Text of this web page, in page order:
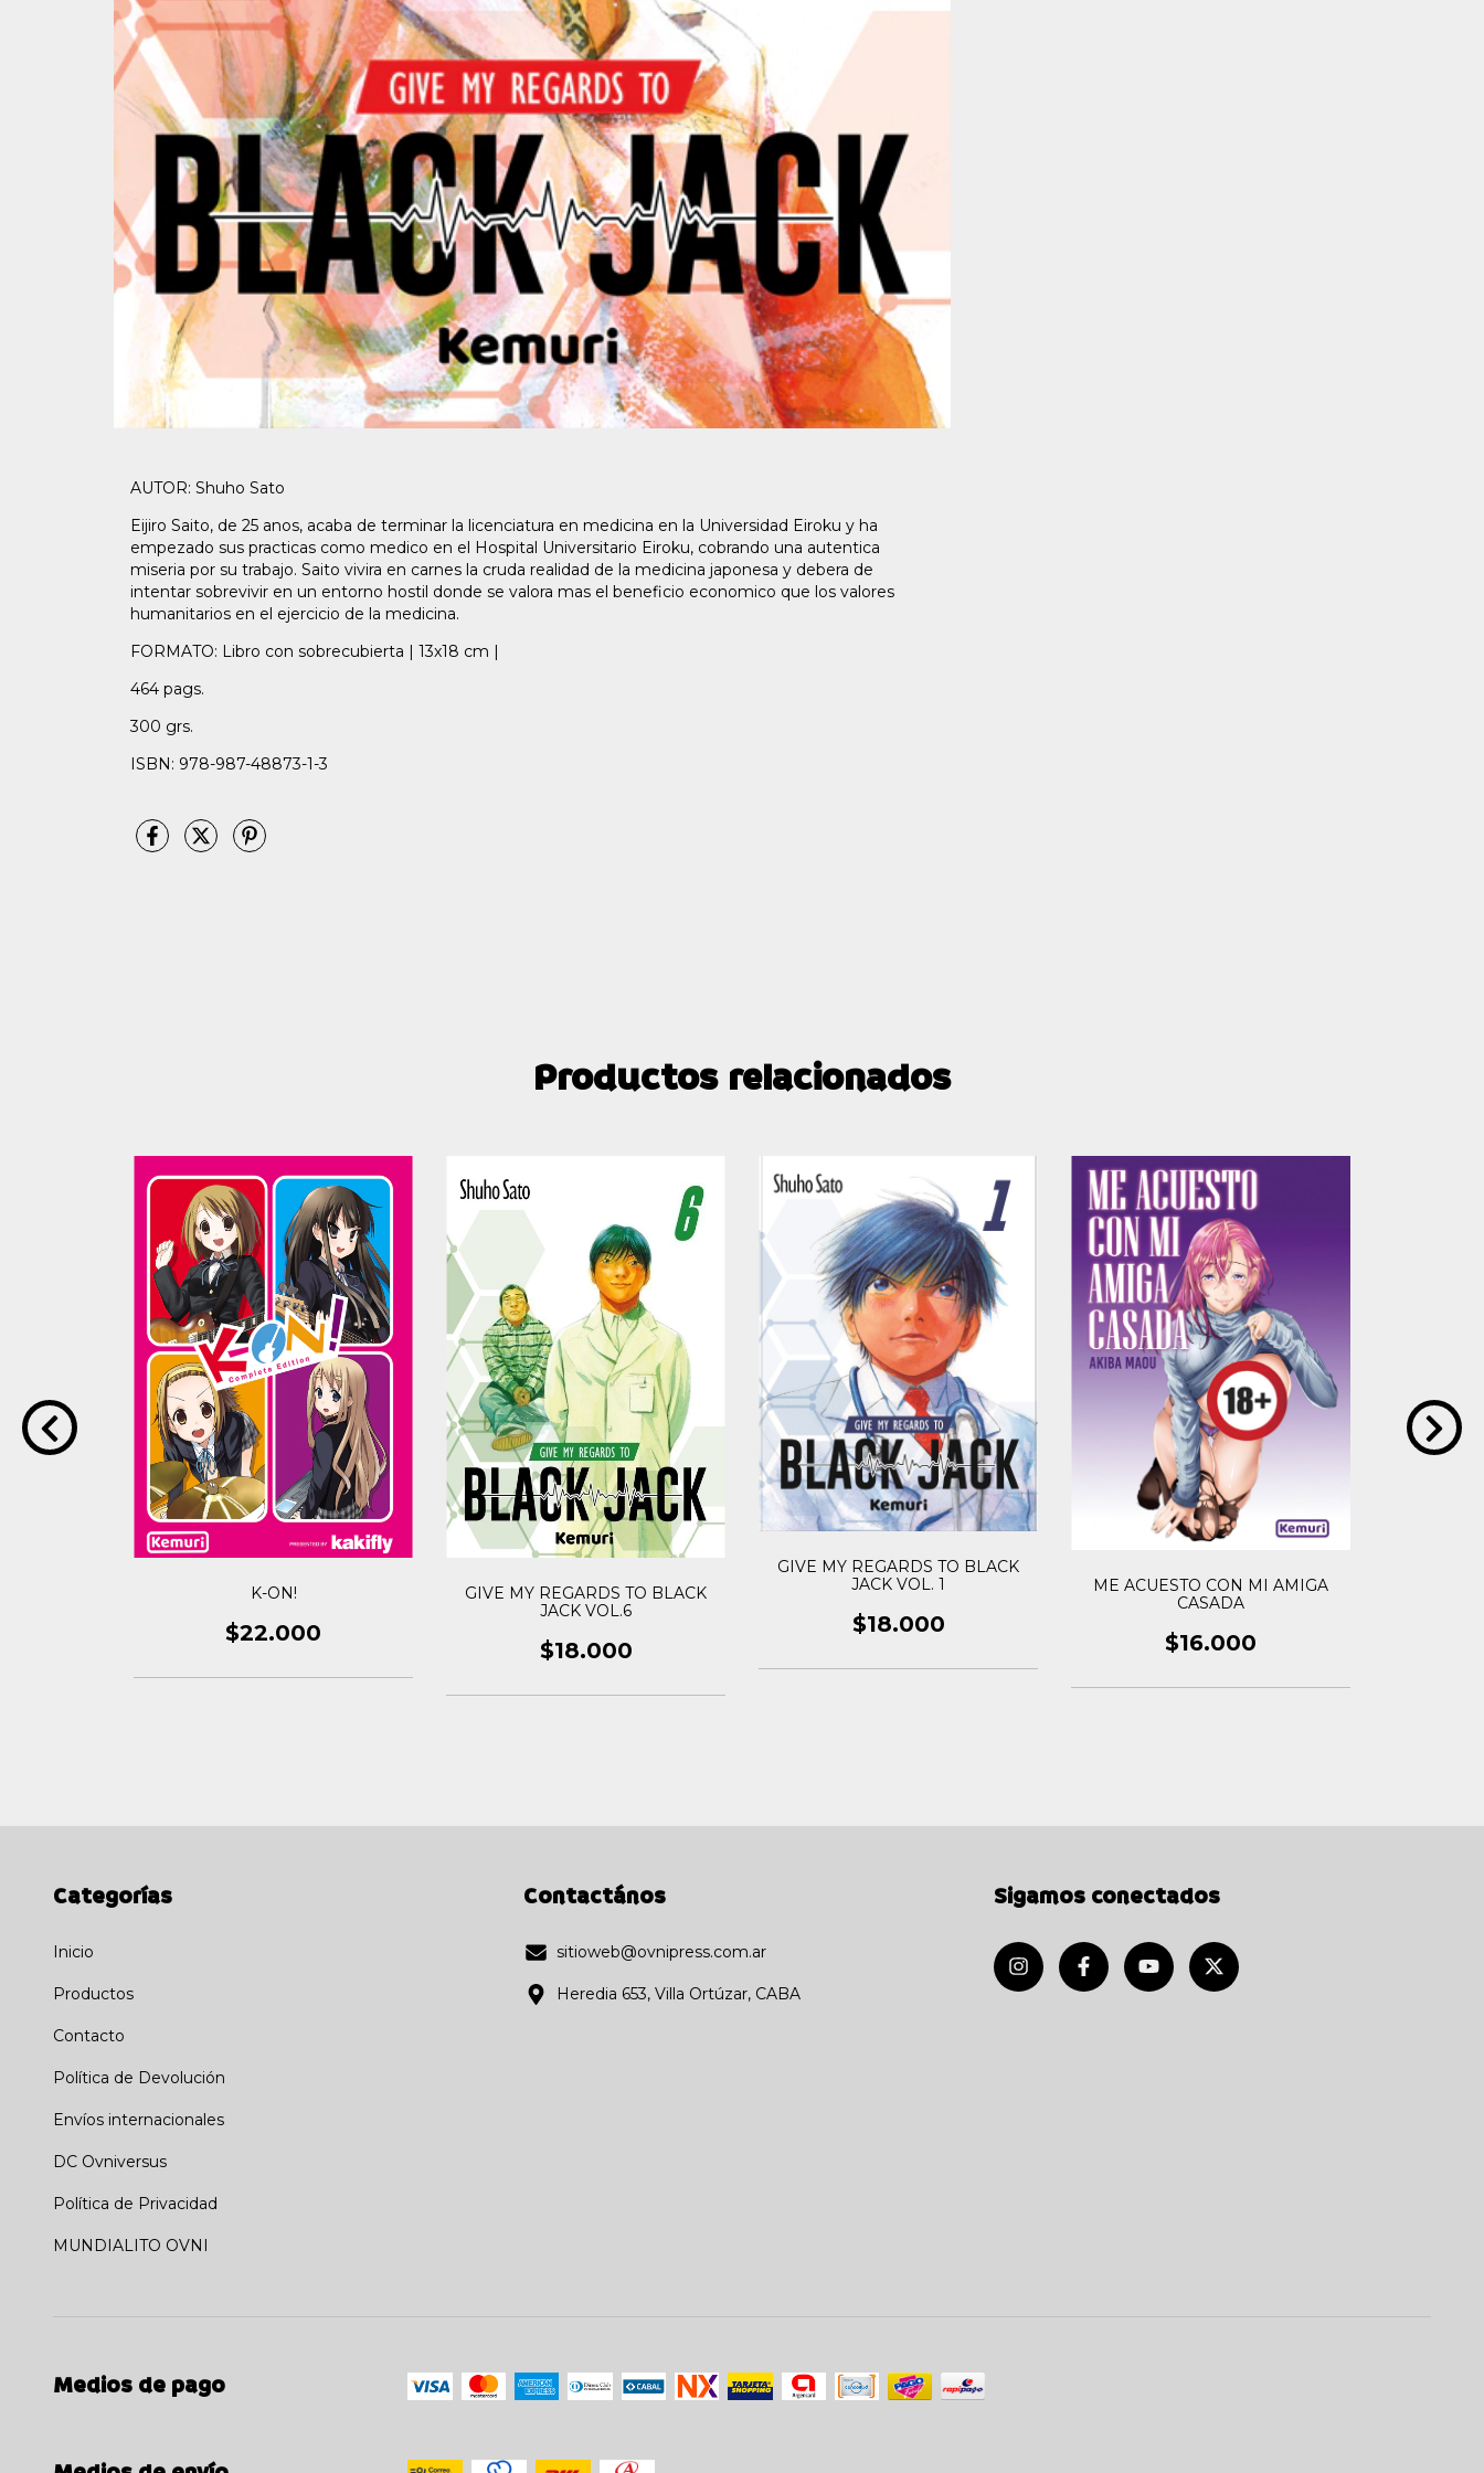
AUTOR: Shuho Sato
Eijiro Saito, de 25 anos, acaba de terminar la licenciatura en medicina en la Universidad Eiroku y ha
empezado sus practicas como medico en el Hospital Universitario Eiroku, cobrando una autentica
miseria por su trabajo. Saito vivira en carnes la cruda realidad de la medicina japonesa y debera de
intentar sobrevivir en un entorno hostil donde se valora mas el beneficio economico que los valores
humanitarios en el ejercicio de la medicina.
FORMATO: Libro con sobrecubierta | 13x18 cm |
464 pags.
300 grs.
ISBN: 978-987-48873-1-3
Productos relacionados
K-ON!
$22.000
GIVE MY REGARDS TO BLACK
JACK VOL.6
$18.000
GIVE MY REGARDS TO BLACK
JACK VOL. 1
$18.000
ME ACUESTO CON MI AMIGA
CASADA
$16.000
Categorías
Inicio
Productos
Contacto
Política de Devolución
Envíos internacionales
DC Ovniversus
Política de Privacidad
MUNDIALITO OVNI
Contactános
sitioweb@ovnipress.com.ar
Heredia 653, Villa Ortúzar, CABA
Sigamos conectados
Medios de pago